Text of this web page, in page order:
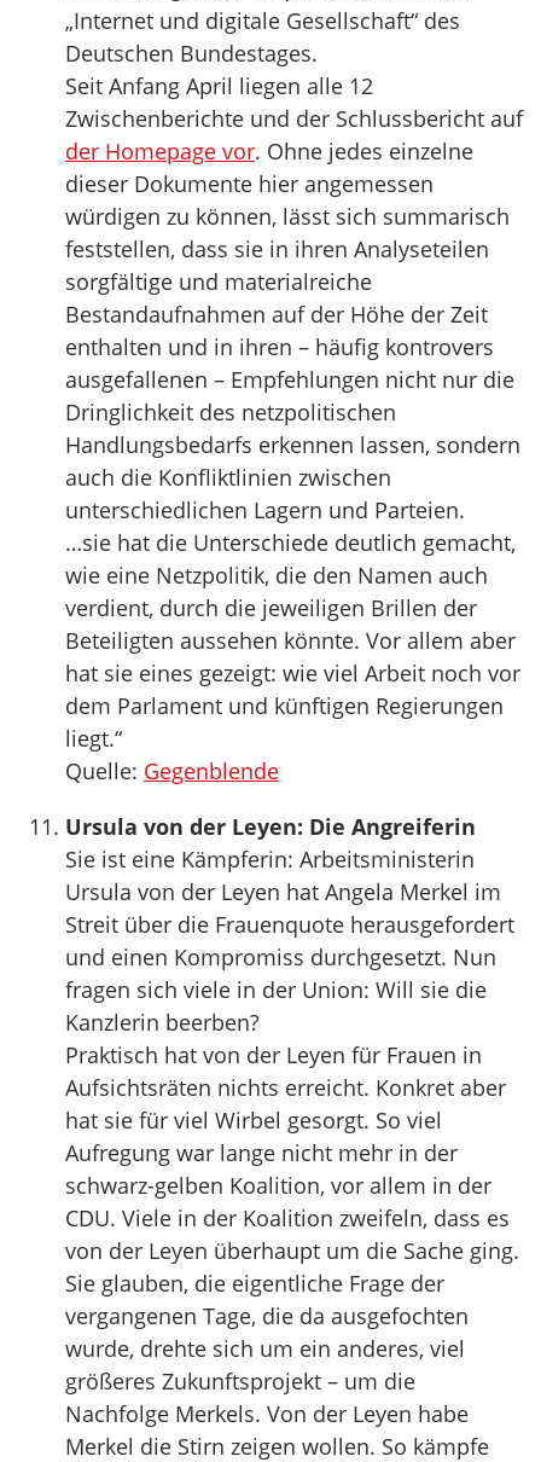
„Internet und digitale Gesellschaft“ des
Deutschen Bundestages.
Seit Anfang April liegen alle 12
Zwischenberichte und der Schlussbericht auf
der Homepage vor. Ohne jedes einzelne
dieser Dokumente hier angemessen
würdigen zu können, lässt sich summarisch
feststellen, dass sie in ihren Analyseteilen
sorgfältige und materialreiche
Bestandaufnahmen auf der Höhe der Zeit
enthalten und in ihren – häufig kontrovers
ausgefallenen – Empfehlungen nicht nur die
Dringlichkeit des netzpolitischen
Handlungsbedarfs erkennen lassen, sondern
auch die Konfliktlinien zwischen
unterschiedlichen Lagern und Parteien.
…sie hat die Unterschiede deutlich gemacht,
wie eine Netzpolitik, die den Namen auch
verdient, durch die jeweiligen Brillen der
Beteiligten aussehen könnte. Vor allem aber
hat sie eines gezeigt: wie viel Arbeit noch vor
dem Parlament und künftigen Regierungen
liegt.“
Quelle: Gegenblende
Ursula von der Leyen: Die Angreiferin
Sie ist eine Kämpferin: Arbeitsministerin
Ursula von der Leyen hat Angela Merkel im
Streit über die Frauenquote herausgefordert
und einen Kompromiss durchgesetzt. Nun
fragen sich viele in der Union: Will sie die
Kanzlerin beerben?
Praktisch hat von der Leyen für Frauen in
Aufsichtsräten nichts erreicht. Konkret aber
hat sie für viel Wirbel gesorgt. So viel
Aufregung war lange nicht mehr in der
schwarz-gelben Koalition, vor allem in der
CDU. Viele in der Koalition zweifeln, dass es
von der Leyen überhaupt um die Sache ging.
Sie glauben, die eigentliche Frage der
vergangenen Tage, die da ausgefochten
wurde, drehte sich um ein anderes, viel
größeres Zukunftsprojekt – um die
Nachfolge Merkels. Von der Leyen habe
Merkel die Stirn zeigen wollen. So kämpfe